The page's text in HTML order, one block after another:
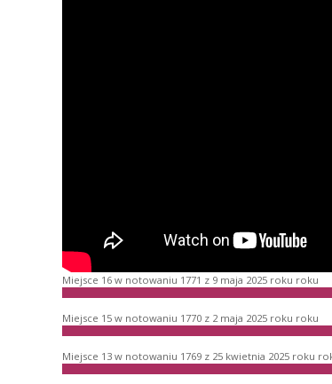
Miejsce 16 w notowaniu 1771 z 9 maja 2025 roku roku
Miejsce 15 w notowaniu 1770 z 2 maja 2025 roku roku
Miejsce 13 w notowaniu 1769 z 25 kwietnia 2025 roku